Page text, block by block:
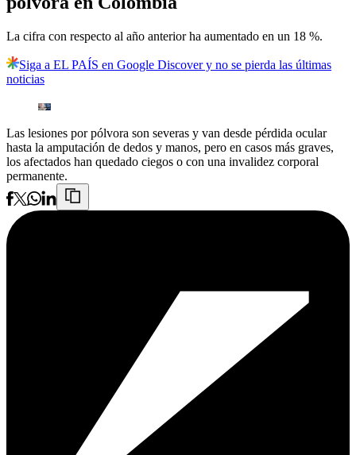
La cifra con respecto al año anterior ha aumentado en un 18 %.
Siga a EL PAÍS en Google Discover y no se pierda las últimas
noticias
Las lesiones por pólvora son severas y van desde pérdida ocular
hasta la amputación de dedos y manos, pero en casos más graves,
los afectados han quedado ciegos o con una invalidez corporal
permanente.